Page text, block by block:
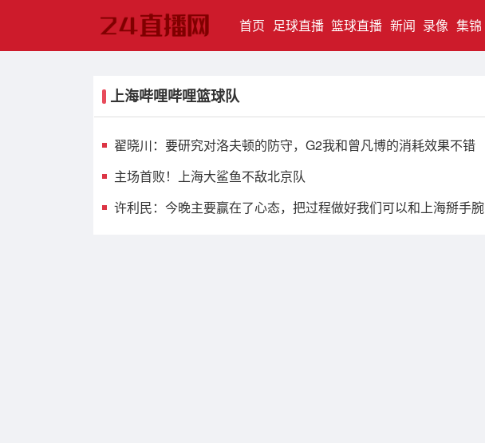
首页 (current)
足球直播 篮球直播 新闻 录像 集锦
上海哔哩哔哩篮球队
翟晓川：要研究对洛夫顿的防守，G2我和曾凡博的消耗效果不错
主场首败！上海大鲨鱼不敌北京队
许利民：今晚主要赢在了心态，把过程做好我们可以和上海掰手腕